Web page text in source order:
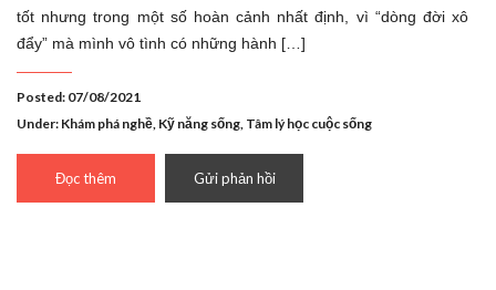
tốt nhưng trong một số hoàn cảnh nhất định, vì “dòng đời xô
đẩy” mà mình vô tình có những hành […]
Posted: 07/08/2021
Under: Khám phá nghề, Kỹ năng sống, Tâm lý học cuộc sống
Đọc thêm Gửi phản hồi